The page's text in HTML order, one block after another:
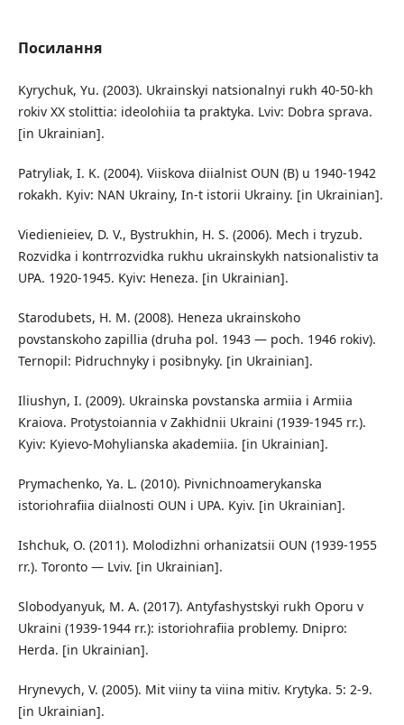
Посилання
Kyrychuk, Yu. (2003). Ukrainskyi natsionalnyi rukh 40-50-kh
rokiv XX stolittia: ideolohiia ta praktyka. Lviv: Dobra sprava.
[in Ukrainian].
Patryliak, I. K. (2004). Viiskova diialnist OUN (B) u 1940-1942
rokakh. Kyiv: NAN Ukrainy, In-t istorii Ukrainy. [in Ukrainian].
Viedienieiev, D. V., Bystrukhin, H. S. (2006). Mech i tryzub.
Rozvidka i kontrrozvidka rukhu ukrainskykh natsionalistiv ta
UPA. 1920-1945. Kyiv: Heneza. [in Ukrainian].
Starodubets, H. M. (2008). Heneza ukrainskoho
povstanskoho zapillia (druha pol. 1943 — poch. 1946 rokiv).
Ternopil: Pidruchnyky i posibnyky. [in Ukrainian].
Iliushyn, I. (2009). Ukrainska povstanska armiia i Armiia
Kraiova. Protystoiannia v Zakhidnii Ukraini (1939-1945 rr.).
Kyiv: Kyievo-Mohylianska akademiia. [in Ukrainian].
Prymachenko, Ya. L. (2010). Pivnichnoamerykanska
istoriohrafiia diialnosti OUN i UPA. Kyiv. [in Ukrainian].
Ishchuk, O. (2011). Molodizhni orhanizatsii OUN (1939-1955
rr.). Toronto — Lviv. [in Ukrainian].
Slobodyanyuk, M. A. (2017). Antyfashystskyi rukh Oporu v
Ukraini (1939-1944 rr.): istoriohrafiia problemy. Dnipro:
Herda. [in Ukrainian].
Hrynevych, V. (2005). Mit viiny ta viina mitiv. Krytyka. 5: 2-9.
[in Ukrainian].